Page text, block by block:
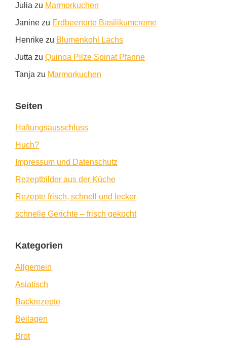
Julia zu Marmorkuchen
Janine zu Erdbeertorte Basilikumcreme
Henrike zu Blumenkohl Lachs
Jutta zu Quinoa Pilze Spinat Pfanne
Tanja zu Marmorkuchen
Seiten
Haftungsausschluss
Huch?
Impressum und Datenschutz
Rezeptbilder aus der Küche
Rezepte frisch, schnell und lecker
schnelle Gerichte – frisch gekocht
Kategorien
Allgemein
Asiatisch
Backrezepte
Beilagen
Brot